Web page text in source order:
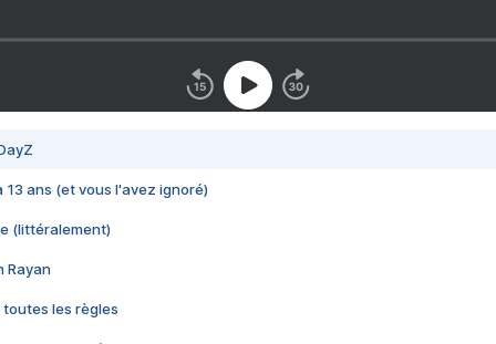
13 ans (et vous l'avez ignoré)
(littéralement)
Rayan
toutes les règles